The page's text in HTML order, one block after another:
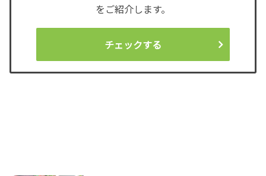
をご紹介します。
チェックする